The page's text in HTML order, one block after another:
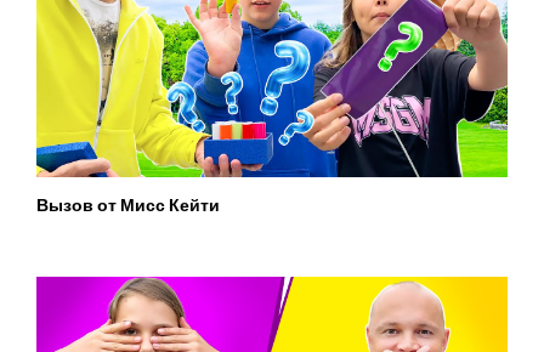
Вызов от Мисс Кейти